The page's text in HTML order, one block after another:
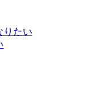
りたい